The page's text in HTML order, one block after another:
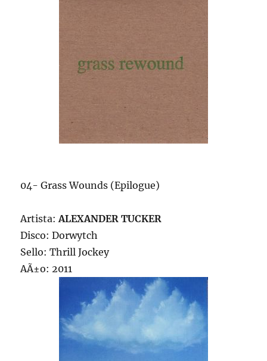
04- Grass Wounds (Epilogue)
Artista:ALEXANDER TUCKER
Disco: Dorwytch
Sello: Thrill Jockey
AÃ±o: 2011